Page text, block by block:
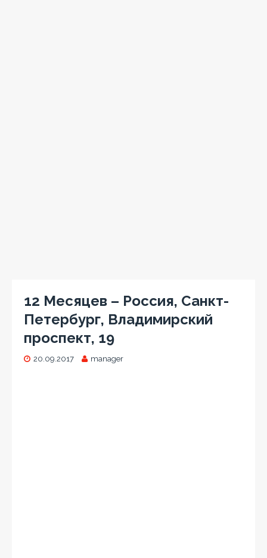
12 Месяцев – Россия, Санкт-
Петербург, Владимирский
проспект, 19
20.09.2017 manager